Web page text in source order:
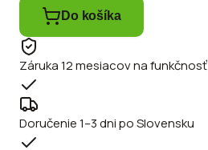
Do košíka
Záruka 12 mesiacov na funkčnosť
Doručenie 1–3 dni po Slovensku